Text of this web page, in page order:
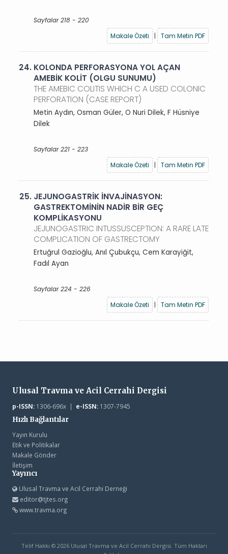
Sayfalar 218 - 220
Makale Özeti
| Tam Metin PDF
24. KOLONDA PERFORASYONA YOL AÇAN
AMEBİK KOLİT (OLGU SUNUMU)
THE AMEBIC COLITIS WHICH C A USED COLONIC
PERFORATION (CASE REPORT)
Metin Aydın, Osman Güler, O Nuri Dilek, F Hüsniye
Dilek
Sayfalar 221 - 223
Makale Özeti
| Tam Metin PDF
25. JEJUNOGASTRİK İNVAJİNASYON:
GASTREKTOMİNİN NADİR BİR GEÇ
KOMPLİKASYONU
JEJUNOGASTRIC INTUSSUSCEPTION: A RARE LATE
COMPLICATION OF GASTRECTOMY
Ertuğrul Gazioğlu, Anıl Çubukçu, Cem Karayiğit,
Fadıl Ayan
Sayfalar 224 - 226
Makale Özeti
| Tam Metin PDF
Ulusal Travma ve Acil Cerrahi Dergisi
p-ISSN:1306-696x | e-ISSN:1307-7945
Hızlı Bağlantılar
Yayın Kurulu
Etik ve Politikalar
Makale Gönder
İletişim
Yayıncı
Ulusal Travma ve Acil Cerrahi Derneği
editor@tjtes.org
www.travma.org
Telif Hakkı © 2026 Ulusal Travma ve Acil Cerrahi Dergisi. Tüm Hakları